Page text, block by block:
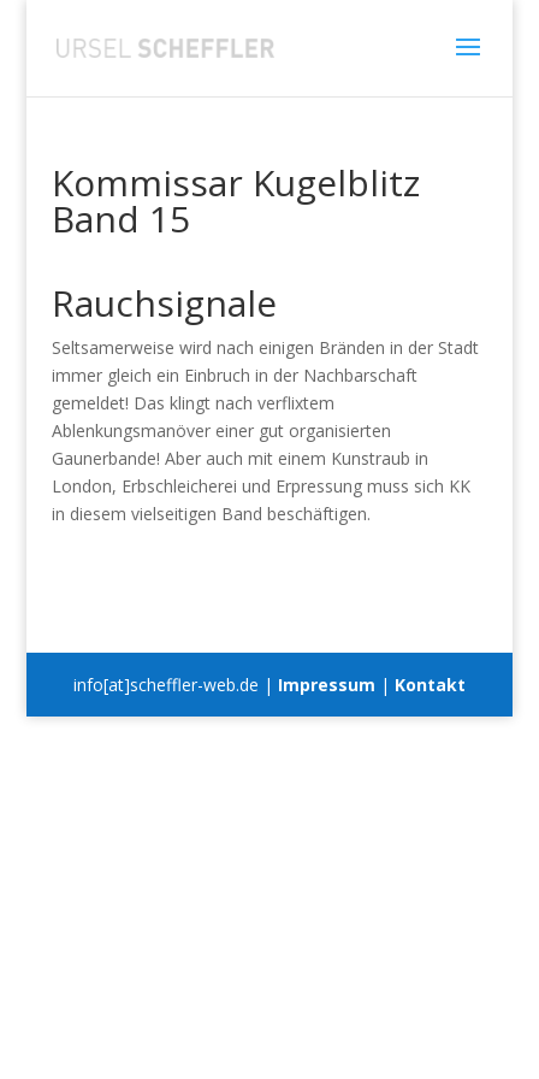
Kommissar Kugelblitz
Band 15
Rauchsignale
Seltsamerweise wird nach einigen Bränden in der Stadt
immer gleich ein Einbruch in der Nachbarschaft
gemeldet! Das klingt nach verflixtem
Ablenkungsmanöver einer gut organisierten
Gaunerbande! Aber auch mit einem Kunstraub in
London, Erbschleicherei und Erpressung muss sich KK
in diesem vielseitigen Band beschäftigen.
info[at]scheffler-web.de | Impressum | Kontakt